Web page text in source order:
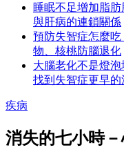
睡眠不足增加脂
與肝病的連鎖關係
預防失智症怎麼
物、核桃防腦退化
大腦老化不是燈
找到失智症更早的
疾病
消失的七小時